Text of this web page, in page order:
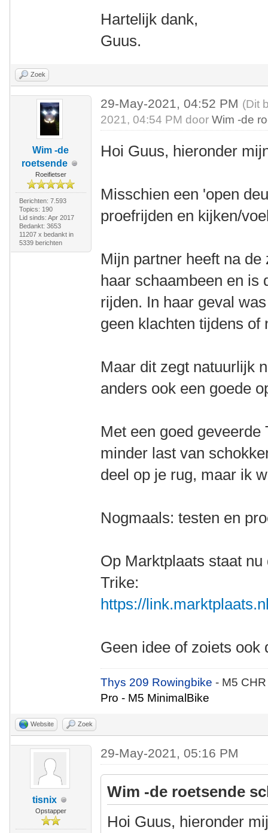
Hartelijk dank,
Guus.
Zoek
Wim -de
roetsende
Roeifietser
Berichten: 7.593
Topics: 190
Lid sinds: Apr 2017
Bedankt: 3653
11207 x bedankt in
5339 berichten
29-May-2021, 04:52 PM (Dit
2021, 04:54 PM doorWim -de
Hoi Guus, hieronder
Misschien een 'open
proefrijden en kijken/
Mijn partner heeft na
haar schaambeen en is
rijden. In haar geval
geen klachten tijdens of
Maar dit zegt natuurlijk
anders ook een goede
Met een goed
minder last van
deel op je rug, maar ik
Nogmaals: testen en
Op Marktplaats staat
Trike:
https://
Geen idee of zoiets ook
Thys 209 Rowingbike- M5
Pro - M5 MinimalBike
Website Zoek
tisnix
Opstapper
29-May-2021, 05:16 PM
Wim -de roetsende
Hoi Guus, hieronder